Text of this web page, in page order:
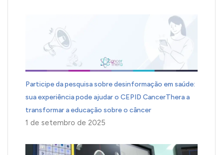
Participe da pesquisa sobre desinformação em saúde:
sua experiência pode ajudar o CEPID CancerThera a
transformar a educação sobre o câncer
1 de setembro de 2025